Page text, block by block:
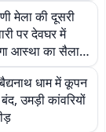
पीके का नया
मेला की दूसरी
पर देवघर में
आस्था का सैलाब,
से अधिक
के पहुंचने का
धाम में कूपन
उमड़ी कांवरियों